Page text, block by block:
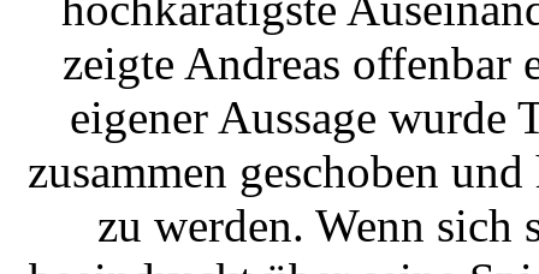
zeigte Andreas offenbar
eigener Aussage wurde
zusammen geschoben
zu werden. Wenn sich